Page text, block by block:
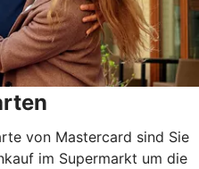
von Mastercard sind Sie
im Supermarkt um die